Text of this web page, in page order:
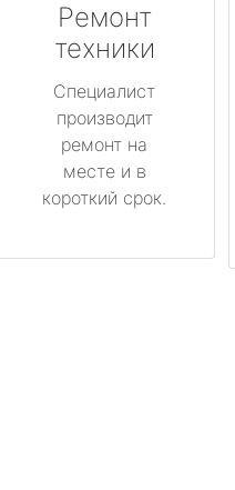
Ремонт
техники
Специалист
производит
ремонт на
месте и в
короткий срок.